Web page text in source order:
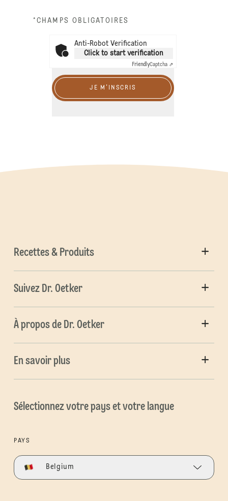
*CHAMPS OBLIGATOIRES
Anti-Robot Verification
Click to start verification
FriendlyCaptcha ⇗
JE M'INSCRIS
Recettes & Produits
Suivez Dr. Oetker
À propos de Dr. Oetker
En savoir plus
Sélectionnez votre pays et votre langue
PAYS
Belgium